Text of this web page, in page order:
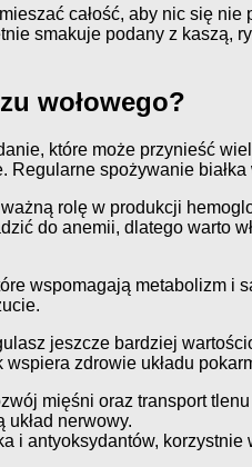
całość, aby nic się
smakuje podany z
wołowego?
które może przynieść
spożywanie
rolę w produkcji
do anemii, dlatego warto
wspomagają metabolizm i
jeszcze bardziej
zdrowie układu
mięśni oraz transport
nerwowy.
i antyoksydantów, korzystnie